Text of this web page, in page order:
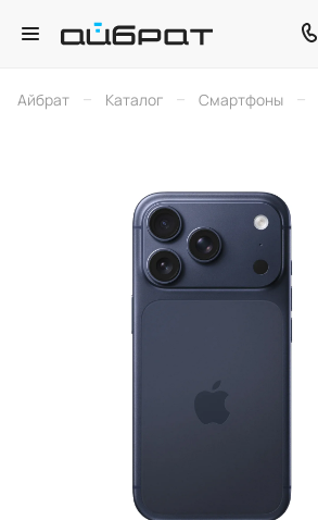
Айбрат – Каталог – Смартфоны –